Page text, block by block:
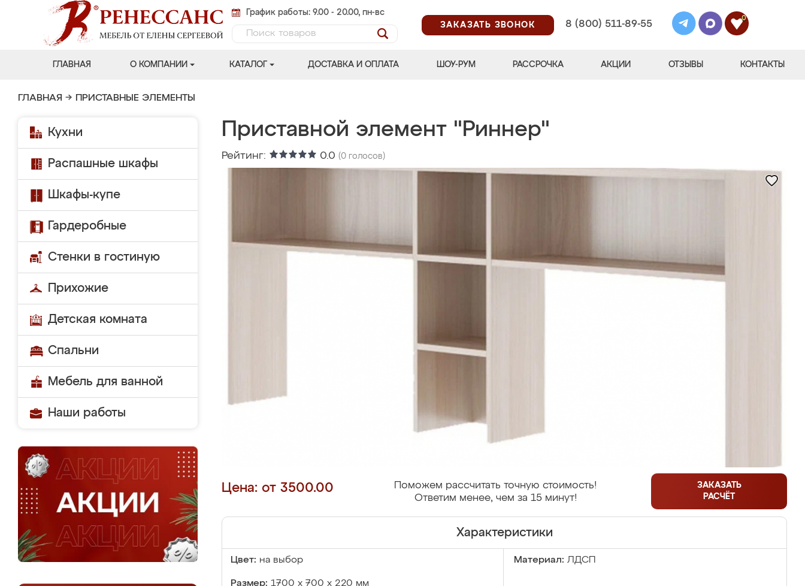
График работы: 9.00 - 20.00, пн-вс
ЗАКАЗАТЬ ЗВОНОК
8 (800) 511-89-55
0
ГЛАВНАЯ О КОМПАНИИ КАТАЛОГ ДОСТАВКА И ОПЛАТА ШОУ-РУМ РАССРОЧКА АКЦИИ ОТЗЫВЫ КОНТАКТЫ
ГЛАВНАЯ → ПРИСТАВНЫЕ ЭЛЕМЕНТЫ
Кухни
Распашные шкафы
Шкафы-купе
Гардеробные
Стенки в гостиную
Прихожие
Детская комната
Спальни
Мебель для ванной
Наши работы
Приставной элемент "Риннер"
Рейтинг: 0.0 (0 голосов)
Цена: от 3500.00
Поможем рассчитать точную стоимость!
Ответим менее, чем за 15 минут!
ЗАКАЗАТЬ
РАСЧЁТ
Характеристики
Цвет: на выбор Материал: ЛДСП
Размер: 1700 х 700 х 220 мм